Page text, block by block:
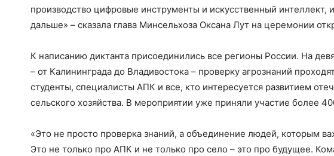
производство цифровые инструменты и искусственный интеллект,
дальше» – сказала глава Минсельхоза Оксана Лут на церемонии
К написанию диктанта присоединились все регионы России. На
– от Калининграда до Владивостока – проверку агрознаний
студенты, специалисты АПК и все, кто интересуется развитием
сельского хозяйства. В мероприятии уже приняли участие более
«Это не просто проверка знаний, а объединение людей, которым
Это не только про АПК и не только про село – это про будущее.